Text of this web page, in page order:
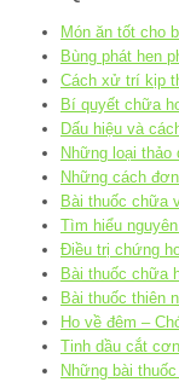
Món ăn tốt cho
Bùng phát hen
Cách xử trí kịp
Bí quyết chữa
Dấu hiệu và
Những loại
Những cách
Bài thuốc chữa
Tìm hiểu
Điều trị chứng
Bài thuốc chữa
Bài thuốc thiên
Ho về đêm –
Tinh dầu cắt
Những bài